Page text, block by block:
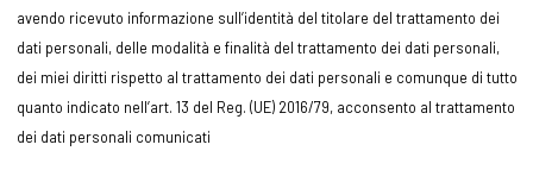
avendo ricevuto informazione sull’identità del titolare del trattamento dei
dati personali, delle modalità e finalità del trattamento dei dati personali,
dei miei diritti rispetto al trattamento dei dati personali e comunque di tutto
quanto indicato nell’art. 13 del Reg. (UE) 2016/79, acconsento al trattamento
dei dati personali comunicati